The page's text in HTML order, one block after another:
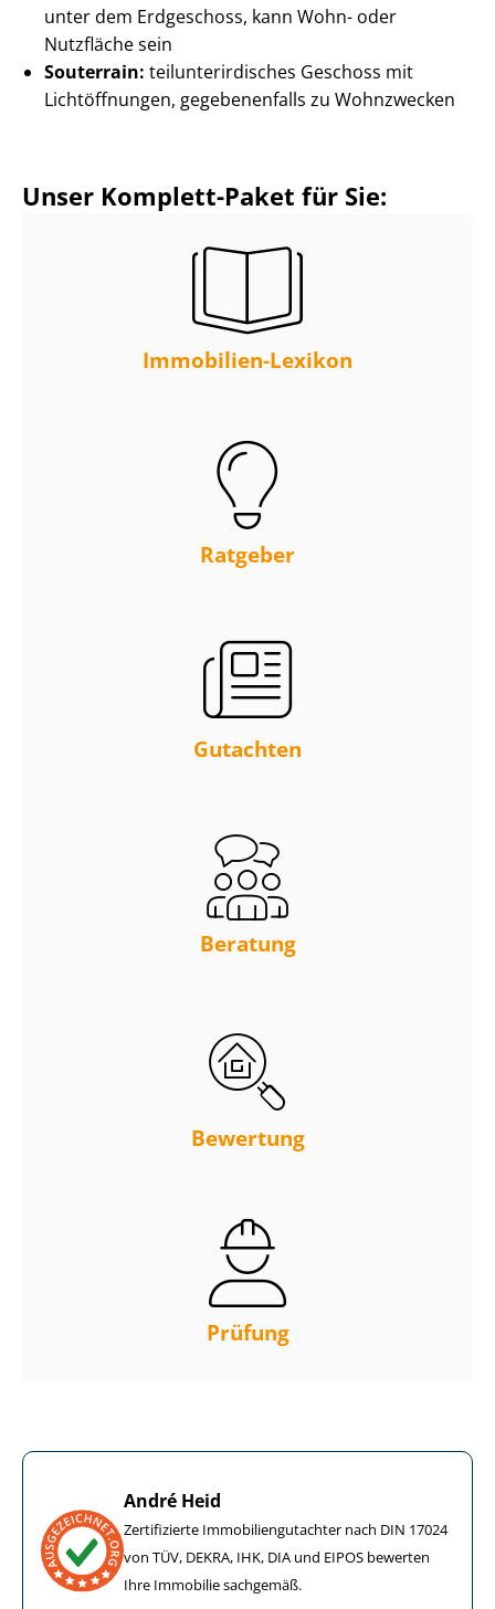
unter dem Erdgeschoss, kann Wohn- oder
Nutzfläche sein
Souterrain: teil­un­ter­ir­di­sches Geschoss mit
Lichtöffnungen, gegebenenfalls zu Wohnzwecken
Unser Komplett-Paket für Sie:
Immobilien-Lexikon
Ratgeber
Gutachten
Beratung
Bewertung
Prüfung
André Heid
Zertifizierte Im­mo­bi­li­en­gut­ach­ter nach DIN 17024
von TÜV, DEKRA, IHK, DIA und EIPOS bewerten
Ihre Immobilie sachgemäß.